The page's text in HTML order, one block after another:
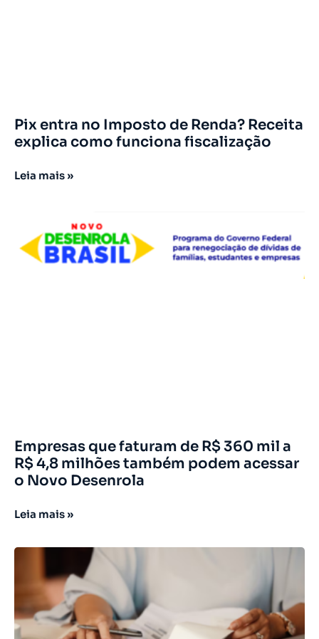
Pix entra no Imposto de Renda? Receita
explica como funciona fiscalização
Leia mais »
Empresas que faturam de R$ 360 mil a
R$ 4,8 milhões também podem acessar
o Novo Desenrola
Leia mais »